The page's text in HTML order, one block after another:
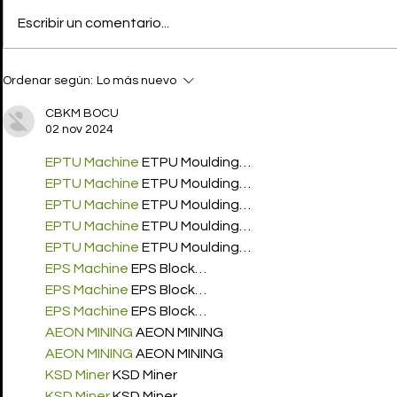
Bailando hasta el
amanecer
Escribir un comentario...
Ordenar según: Lo más nuevo
CBKM BOCU
02 nov 2024
EPTU Machine ETPU Moulding…
EPTU Machine ETPU Moulding…
EPTU Machine ETPU Moulding…
EPTU Machine ETPU Moulding…
EPTU Machine ETPU Moulding…
EPS Machine EPS Block…
EPS Machine EPS Block…
EPS Machine EPS Block…
AEON MINING AEON MINING
AEON MINING AEON MINING
KSD Miner KSD Miner